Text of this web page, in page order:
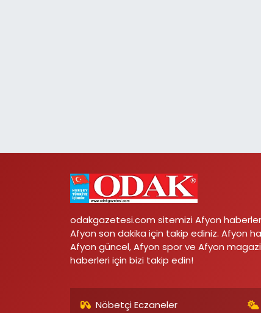
odakgazetesi.com sitemizi Afyon
Afyon son dakika için takip ediniz. Afyon
Afyon güncel, Afyon spor ve Afyon
haberleri için bizi takip edin!
Nöbetçi Eczaneler